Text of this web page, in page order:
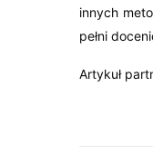
innych
pełni
Artykuł